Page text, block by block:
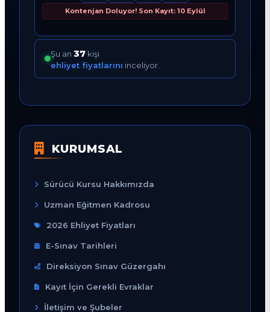
Kontenjan Doluyor! Son Kayıt: 10 Eylül
Şu an 37 kişi
ehliyet fiyatlarını inceliyor.
KURUMSAL
Sürücü Kursu Hakkımızda
Uzman Eğitmen Kadrosu
2026 Ehliyet Fiyatları
E-Sınav Tarihleri
Direksiyon Sınav Güzergahı
Kayıt İçin Gerekli Evraklar
İletişim ve Şubeler